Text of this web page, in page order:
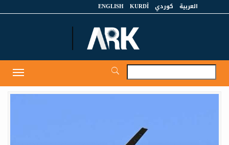
العربية كوردي KURDÎ
ENGLISH